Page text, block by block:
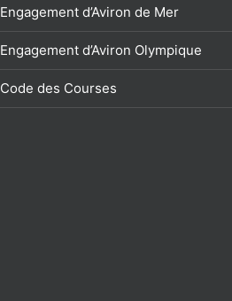
Engagement d’Aviron de Mer
Engagement d’Aviron Olympique
Code des Courses